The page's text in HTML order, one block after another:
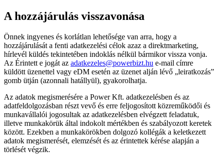
A hozzájárulás visszavonása
Önnek ingyenes és korlátlan lehetősége van arra, hogy a
hozzájárulását a fenti adatkezelési célok azaz a direktmarketing,
hírlevél küldés tekintetében indoklás nélkül bármikor vissza vonja.
Az Érintett e jogát az adatkezeles@powerbizt.hu e-mail címre
küldött üzenettel vagy eDM esetén az üzenet alján lévő „leiratkozás”
gomb ütján (azonnali hatállyül), gyakorolhatja.
Az adatok megismerésére a Power Kft. adatkezelésben és az
adatfeldolgozásban részt vevő és erre feljogosított közreműködői és
munkavállalói jogosultak az adatkezelésben elvégzett feladatuk,
illetve munkakörük által indokolt mértékben és szabályozott keretek
között. Ezekben a munkakörökben dolgozó kollégák a keletkezett
adatok megismerését, elemzését és az érintettek kérése alapján a
törlését végzik.